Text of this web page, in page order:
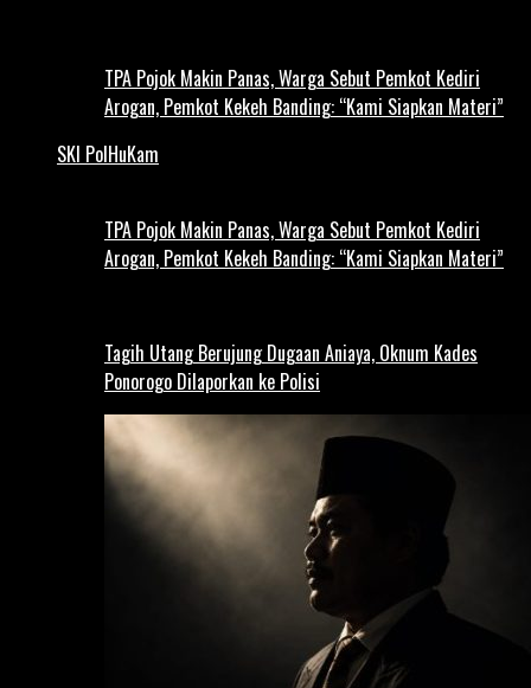
TPA Pojok Makin Panas, Warga Sebut Pemkot Kediri
Arogan, Pemkot Kekeh Banding: “Kami Siapkan Materi”
SKI PolHuKam
TPA Pojok Makin Panas, Warga Sebut Pemkot Kediri
Arogan, Pemkot Kekeh Banding: “Kami Siapkan Materi”
Tagih Utang Berujung Dugaan Aniaya, Oknum Kades
Ponorogo Dilaporkan ke Polisi